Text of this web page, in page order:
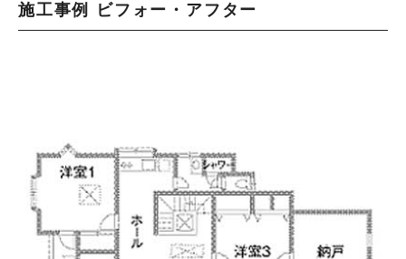
施工事例 ビフォー・アフター